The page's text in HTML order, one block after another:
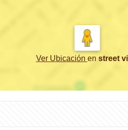
Ver Ubicación en street